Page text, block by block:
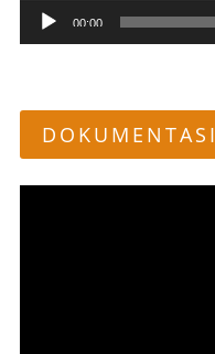
Pemutar
Audio
00:00
DOKUMENTASI